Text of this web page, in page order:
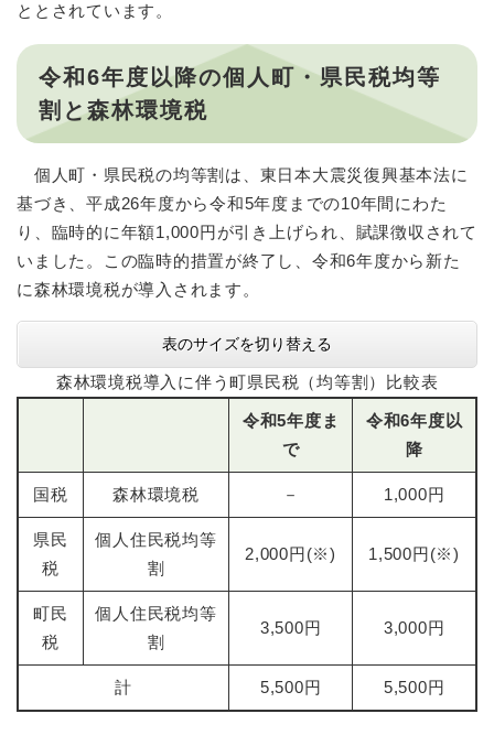
ととされています。
令和6年度以降の個人町・県民税均等
割と森林環境税
個人町・県民税の均等割は、東日本大震災復興基本法に
基づき、平成26年度から令和5年度までの10年間にわた
り、臨時的に年額1,000円が引き上げられ、賦課徴収されて
いました。この臨時的措置が終了し、令和6年度から新た
に森林環境税が導入されます。
表のサイズを切り替える
森林環境税導入に伴う町県民税（均等割）比較表
令和5年度ま
で
令和6年度以
降
国税 森林環境税 － 1,000円
県民
税
個人住民税均等
割
2,000円(※) 1,500円(※)
町民
税
個人住民税均等
割
3,500円 3,000円
計 5,500円 5,500円